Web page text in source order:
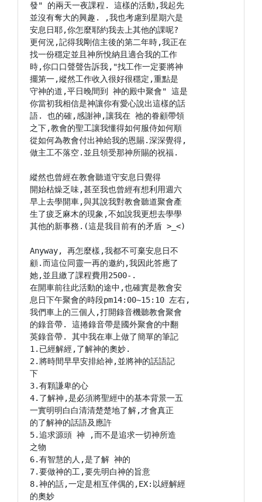
發" 的兩天一夜課程. 這樣的活動,我起先
並沒有奪大的興趣. ,我也考慮到星期六是
安息日耶,你怎麼耶約我去上其他的課呢?
更何況,記得我剛信主後的第二年時,我正在
找一份穩定並且神所悅納且適合我的工作
時,你口口聲聲告訴我,"找工作一定要將神
擺第一,縱然工作收入很好很穩定,重點是
守神的道,平日晚間到 神的殿中聚會" 這是
你當初我相信是神讓你有愛心說出這樣的話
語. 也的確,感謝神,讓我在 祂的眷顧帶領
之下,教會的聖工讓我懂得如何服侍如何順
從如何為教會付出神給我的恩賜.深深覺得,
做主工不落空.並且領受那神所賜的祝福.
縱然也曾經在教會聽道守安息日覺得
開始枯燥乏味,甚至我也曾經有想利用週六
早上去學開車,與其說我對教會聽道聚會產
生了疲乏麻木的現象,不如說我更想去學學
其他的新事務.(這是我目前有的矛盾 >_<)
Anyway, 再怎麼樣,我都不可棄安息日不
顧.而這位同靈一再的邀約,我因此答應了
她,並且繳了課程費用2500-.
在開車前往此活動的途中,也確實是教會安
息日下午聚會的時段pm14:00~15:10 左右,
我們車上的三個人,打開錄音機聽教會聚會
的錄音帶. 這捲錄音帶是國外聚會的中翻
英錄音帶. 其中我在車上做了簡單的筆記
1.已經解經,了解神的奧妙.
2.將時間早早安排給神,並將神的話語記
下
3.有顆謙卑的心
4.了解神,是必須將聖經中的基本背景一五
一實明明白白清清楚楚地了解,才會真正
的了解神的話語及應許
5.追求源頭 神 ,而不是追求一切神所造
之物
6.有智慧的人,是了解 神的
7.要做神的工,要先明白神的旨意
8.神的話,一定是相互伴偶的,EX:以經解經
的奧妙